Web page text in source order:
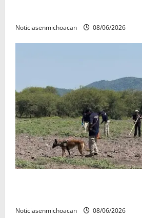
Noticiasenmichoacan 08/06/2026
Noticiasenmichoacan 08/06/2026